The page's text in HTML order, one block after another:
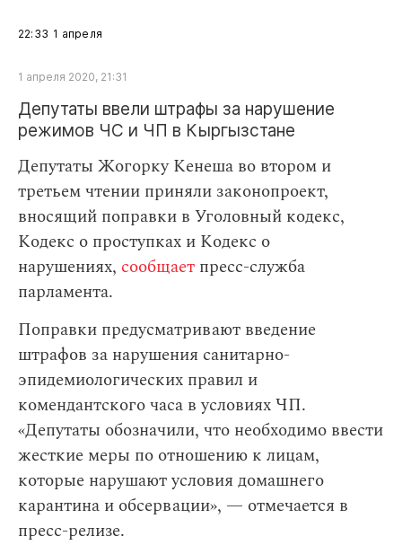
22:33 1 апреля
1 апреля 2020, 21:31
Депутаты ввели штрафы за нарушение
режимов ЧС и ЧП в Кыргызстане
Депутаты Жогорку Кенеша во втором и
третьем чтении приняли законопроект,
вносящий поправки в Уголовный кодекс,
Кодекс о проступках и Кодекс о
нарушениях, сообщает пресс-служба
парламента.
Поправки предусматривают введение
штрафов за нарушения санитарно-
эпидемиологических правил и
комендантского часа в условиях ЧП.
«Депутаты обозначили, что необходимо ввести
жесткие меры по отношению к лицам,
которые нарушают условия домашнего
карантина и обсервации», — отмечается в
пресс-релизе.